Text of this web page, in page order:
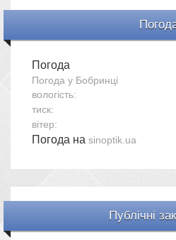
Погода
Погода у Бобринці
вологість:
тиск:
вітер:
Погода на sinoptik.ua
Публічні